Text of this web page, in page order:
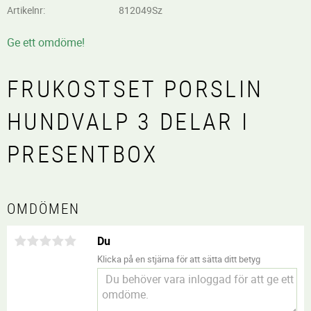
Artikelnr
812049Sz
Ge ett omdöme!
FRUKOSTSET PORSLIN
HUNDVALP 3 DELAR I
PRESENTBOX
OMDÖMEN
Du
Klicka på en stjärna för att sätta ditt betyg